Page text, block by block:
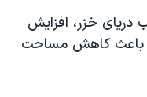
خزر، افزایش
باعث کاهش مساحت